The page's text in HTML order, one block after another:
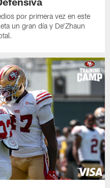
por primera vez en este
un gran día y De'Zhaun